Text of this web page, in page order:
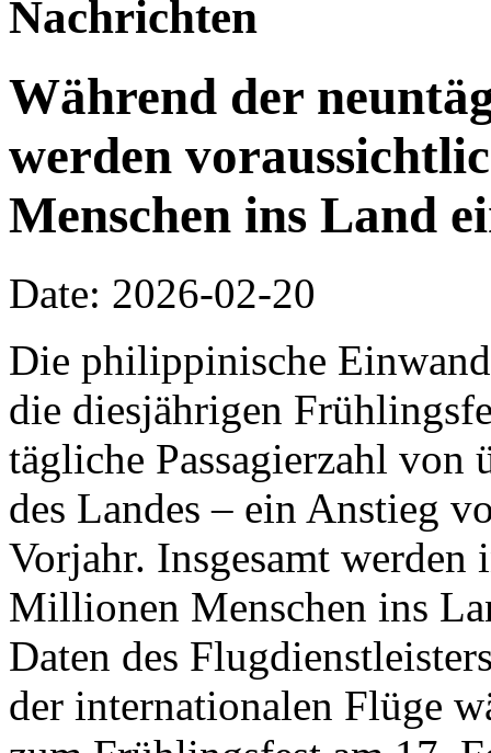
Nachrichten
Während der
werden
Menschen ins Land
Date: 2026-02-20
Die philippinische
die diesjährigen
tägliche Passagierzahl
des Landes – ein Anstieg
Vorjahr. Insgesamt werden
Millionen Menschen ins
Daten des
der internationalen Flüge